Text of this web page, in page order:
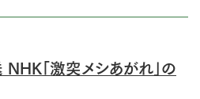
「激突メシあがれ」の